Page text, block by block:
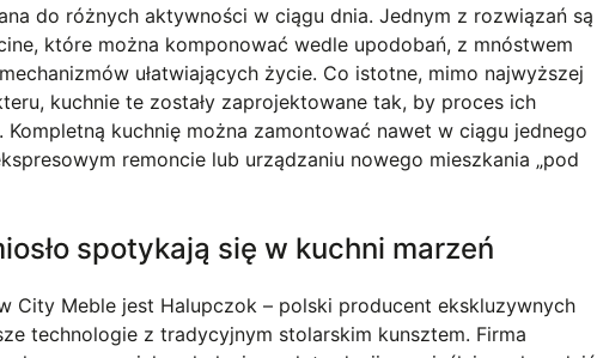
do różnych aktywności w ciągu dnia​. Jednym z rozwiązań są
które można komponować wedle upodobań, z mnóstwem
ułatwiających życie. Co istotne, mimo najwyższej
kuchnie te zostały zaprojektowane tak, by proces ich
kuchnię można zamontować nawet w ciągu jednego
remoncie lub urządzaniu nowego mieszkania „pod
spotykają się w kuchni marzeń
City Meble jest Halupczok – polski producent ekskluzywnych
technologie z tradycyjnym stolarskim kunsztem. Firma